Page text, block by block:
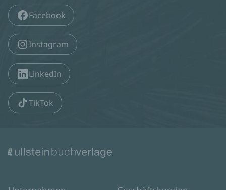
Facebook
Instagram
LinkedIn
TikTok